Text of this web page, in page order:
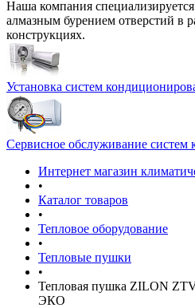
Наша компания
алмазным бурением отверстий в
конструкциях.
Установка систем
Сервисное обслуживание систем
Интернет магазин
•
Каталог товаров
•
Тепловое оборудование
•
Тепловые пушки
•
Тепловая пушка ZILON
ЭКО